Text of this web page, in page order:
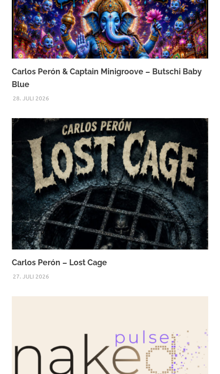
Carlos Perón & Captain Minigroove – Butschi Baby
Blue
28. JULI 2026
Carlos Perón – Lost Cage
27. JULI 2026